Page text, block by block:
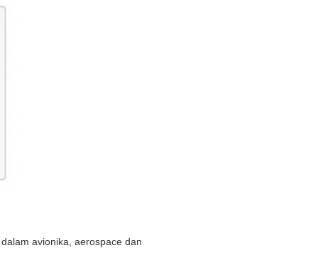
avionika, aerospace dan